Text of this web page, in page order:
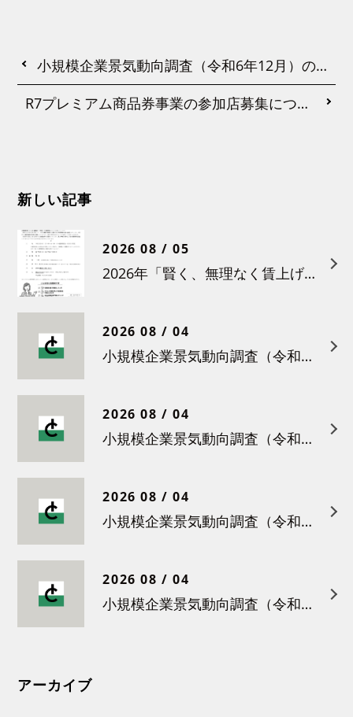
小規模企業景気動向調査（令和6年12月）の結果について
R7プレミアム商品券事業の参加店募集について
新しい記事
2026 08 / 05
2026年「賢く、無理なく賃上げを！小さな職場のための労務管理セミナー」の開催について
2026 08 / 04
小規模企業景気動向調査（令和８年６月）結果について
2026 08 / 04
小規模企業景気動向調査（令和８年５月）結果について
2026 08 / 04
小規模企業景気動向調査（令和８年４月）結果について
2026 08 / 04
小規模企業景気動向調査（令和８年３月）結果について
アーカイブ